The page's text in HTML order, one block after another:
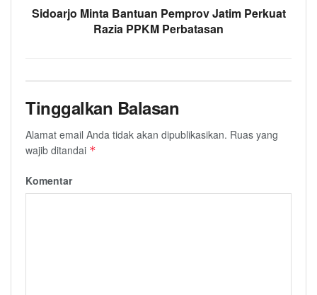
Sidoarjo Minta Bantuan Pemprov Jatim Perkuat
Razia PPKM Perbatasan
Tinggalkan Balasan
Alamat email Anda tidak akan dipublikasikan. Ruas yang
wajib ditandai *
Komentar